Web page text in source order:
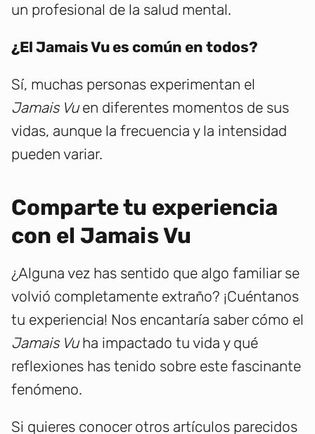
un profesional de la salud mental.
¿El Jamais Vu es común en todos?
Sí, muchas personas experimentan el
Jamais Vuen diferentes momentos de sus
vidas, aunque la frecuencia y la intensidad
pueden variar.
Comparte tu experiencia
con el Jamais Vu
¿Alguna vez has sentido que algo familiar se
volvió completamente extraño? ¡Cuéntanos
tu experiencia! Nos encantaría saber cómo el
Jamais Vuha impactado tu vida y qué
reflexiones has tenido sobre este fascinante
fenómeno.
Si quieres conocer otros artículos parecidos